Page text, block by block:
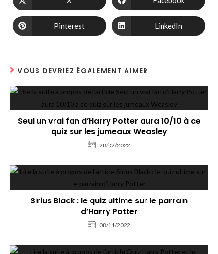
Pinterest LinkedIn
VOUS DEVRIEZ ÉGALEMENT AIMER
Seul un vrai fan d’Harry Potter aura 10/10 à ce
quiz sur les jumeaux Weasley
28/02/2022
Sirius Black : le quiz ultime sur le parrain
d’Harry Potter
08/11/2022